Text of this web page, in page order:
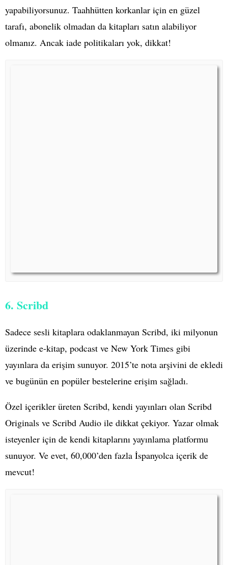
yapabiliyorsunuz. Taahhütten korkanlar için en güzel
tarafı, abonelik olmadan da kitapları satın alabiliyor
olmanız. Ancak iade politikaları yok, dikkat!
6. Scribd
Sadece sesli kitaplara odaklanmayan Scribd, iki milyonun
üzerinde e-kitap, podcast ve New York Times gibi
yayınlara da erişim sunuyor. 2015’te nota arşivini de ekledi
ve bugünün en popüler bestelerine erişim sağladı.
Özel içerikler üreten Scribd, kendi yayınları olan Scribd
Originals ve Scribd Audio ile dikkat çekiyor. Yazar olmak
isteyenler için de kendi kitaplarını yayınlama platformu
sunuyor. Ve evet, 60,000’den fazla İspanyolca içerik de
mevcut!